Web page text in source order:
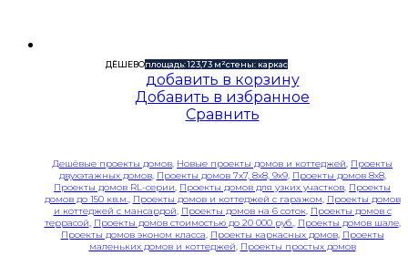
ДЁШЕВОплощадь: 123,73 м²стены: каркас
добавить в корзину
Добавить в избранное
Сравнить
Дешёвые проекты домов, Новые проекты домов и коттеджей, Проекты
двухэтажных домов, Проекты домов 7x7, 8x8, 9x9, Проекты домов 8x8,
Проекты домов RL-серии, Проекты домов для узких участков, Проекты
домов до 150 кв.м., Проекты домов и коттеджей с гаражом, Проекты домов
и коттеджей с мансардой, Проекты домов на 6 соток, Проекты домов с
террасой, Проекты домов стоимостью до 20 000 руб., Проекты домов шале,
Проекты домов эконом класса, Проекты каркасных домов, Проекты
маленьких домов и коттеджей, Проекты простых домов